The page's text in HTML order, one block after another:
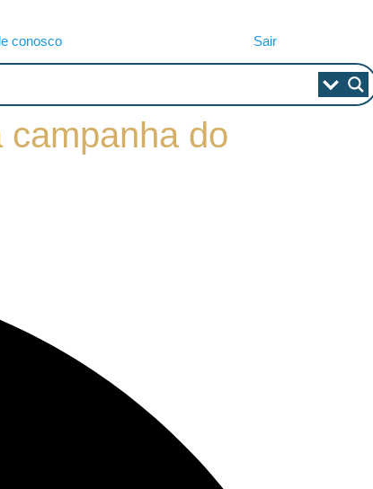
conosco Sair
do